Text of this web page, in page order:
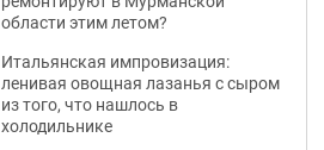
области этим летом?
Итальянская импровизация:
ленивая овощная лазанья с сыром
из того, что нашлось в
холодильнике